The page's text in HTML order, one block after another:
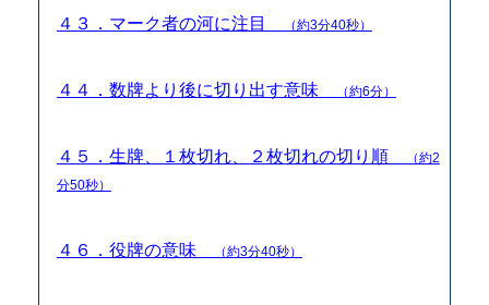
４３．マーク者の河に注目 （約3分40秒）
４４．数牌より後に切り出す意味 （約6分）
４５．生牌、１枚切れ、２枚切れの切り順
（約2
分50秒）
４６．役牌の意味 （約3分40秒）